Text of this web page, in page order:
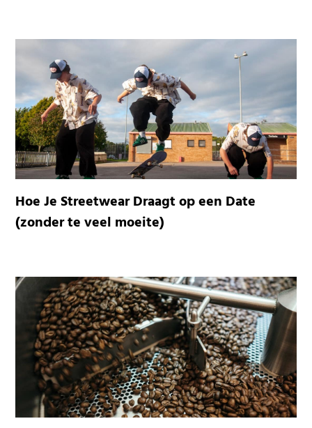
Hoe Je Streetwear Draagt op een Date
(zonder te veel moeite)